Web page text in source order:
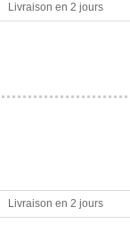
Livraison en 2 jours
Livraison en 2 jours